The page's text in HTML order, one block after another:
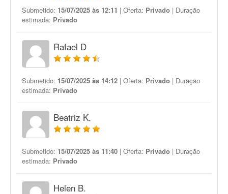
Submetido: 15/07/2025 às 12:11 | Oferta: Privado | Duração
estimada: Privado
Rafael D
Submetido: 15/07/2025 às 14:12 | Oferta: Privado | Duração
estimada: Privado
Beatriz K.
Submetido: 15/07/2025 às 11:40 | Oferta: Privado | Duração
estimada: Privado
Helen B.